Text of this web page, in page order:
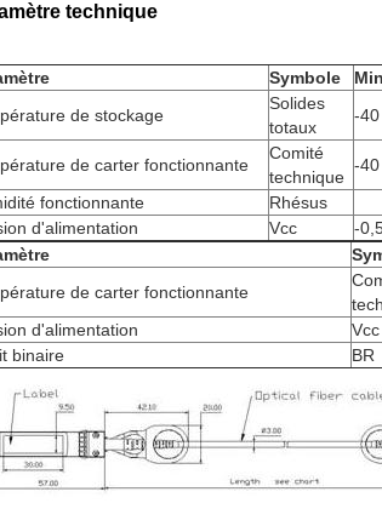
technique
Symbole
de stockage
Solides
totaux
-40
de carter fonctionnante
Comité
technique
-40
fonctionnante
Rhésus
d'alimentation
Vcc -
de carter fonctionnante
d'alimentation
Vcc
binaire
BR